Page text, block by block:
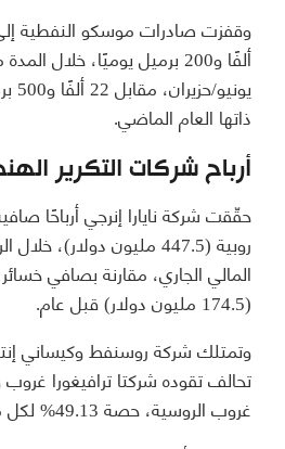
ألفًا و200 برميل يوميًا، خلال
ذاتها العام الماضي.
أرباح شركات التكرير
روبية (447.5 مليون دولار)،
(174.5 مليون دولار) قبل عام.
وتمتلك شركة روسنفط وكيساني
تحالف تقوده شركتا ترافيغورا
غروب الروسية، حصة 49.13% لكل منهما في نايارا.